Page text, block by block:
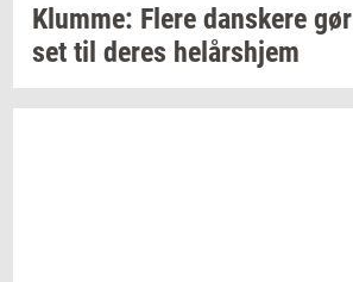
Klum­me: Flere dan­ske­re gør
set til deres helårs­hjem